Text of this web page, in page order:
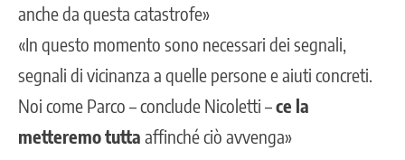
anche da questa catastrofe»
«In questo momento sono necessari dei segnali,
segnali di vicinanza a quelle persone e aiuti concreti.
Noi come Parco – conclude Nicoletti –ce la
metteremo tutta affinché ciò avvenga»